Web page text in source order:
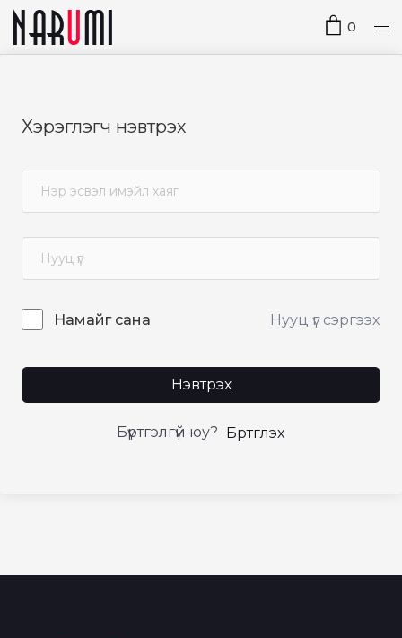
0
Хэрэглэгч нэвтрэх
Намайг сана Нууц үг сэргээх
Нэвтрэх
Бүртгэлгүй юу? Бүртгүүлэх